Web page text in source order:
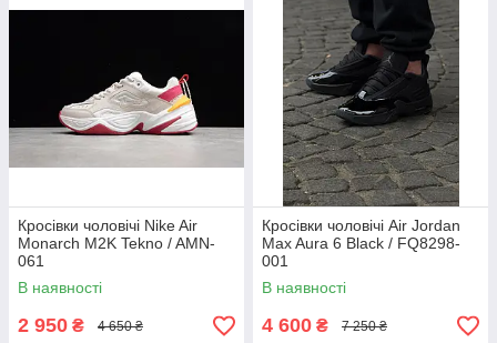
Кросівки чоловічі Nike Air
Monarch M2K Tekno / AMN-
061
В наявності
2 950 ₴ 4 650 ₴
Кросівки чоловічі Air Jordan
Max Aura 6 Black / FQ8298-
001
В наявності
4 600 ₴ 7 250 ₴